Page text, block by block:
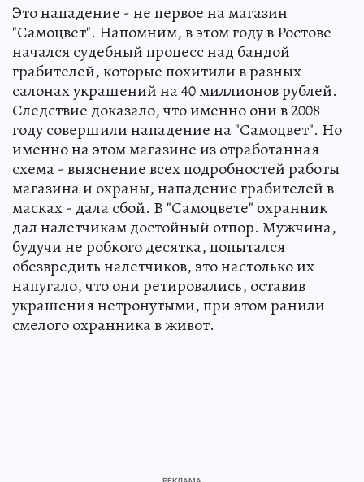
Это нападение - не первое на магазин
"Самоцвет". Напомним, в этом году в Ростове
начался судебный процесс над бандой
грабителей, которые похитили в разных
салонах украшений на 40 миллионов рублей.
Следствие доказало, что именно они в 2008
году совершили нападение на "Самоцвет". Но
именно на этом магазине из отработанная
схема - выяснение всех подробностей работы
магазина и охраны, нападение грабителей в
масках - дала сбой. В "Самоцвете" охранник
дал налетчикам достойный отпор. Мужчина,
будучи не робкого десятка, попытался
обезвредить налетчиков, это настолько их
напугало, что они ретировались, оставив
украшения нетронутыми, при этом ранили
смелого охранника в живот.